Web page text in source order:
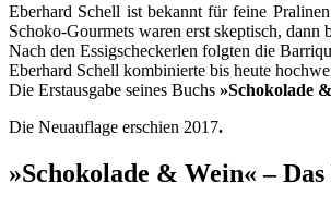
Eberhard Schell ist bekannt für feine
Schoko-Gourmets waren erst skeptisch, dann
Nach den Essigscheckerlen folgten die
Eberhard Schell kombinierte bis heute
Die Erstausgabe seines Buchs »Schokolade
Die Neuauflage erschien 2017.
»Schokolade & Wein« – Das